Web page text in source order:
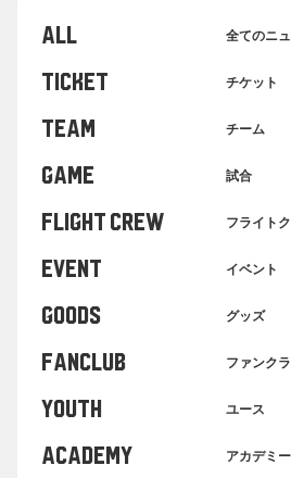
ALL 全てのニ
TICKET チケット
TEAM チーム
GAME 試合
FLIGHT CREW フライト
EVENT イベント
GOODS グッズ
FANCLUB ファンク
YOUTH ユース
ACADEMY アカデミー